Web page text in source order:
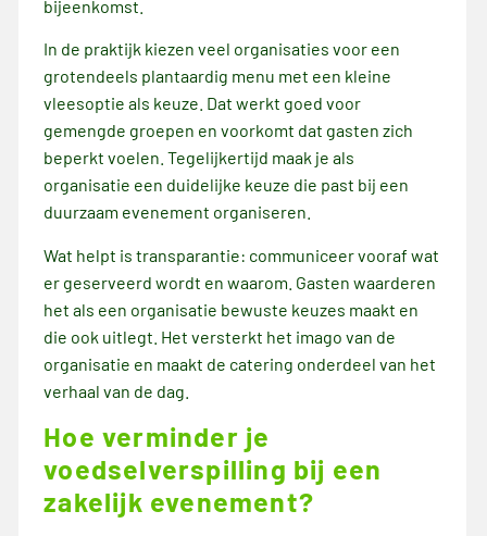
bijeenkomst.
In de praktijk kiezen veel organisaties voor een
grotendeels plantaardig menu met een kleine
vleesoptie als keuze. Dat werkt goed voor
gemengde groepen en voorkomt dat gasten zich
beperkt voelen. Tegelijkertijd maak je als
organisatie een duidelijke keuze die past bij een
duurzaam evenement organiseren.
Wat helpt is transparantie: communiceer vooraf wat
er geserveerd wordt en waarom. Gasten waarderen
het als een organisatie bewuste keuzes maakt en
die ook uitlegt. Het versterkt het imago van de
organisatie en maakt de catering onderdeel van het
verhaal van de dag.
Hoe verminder je
voedselverspilling bij een
zakelijk evenement?